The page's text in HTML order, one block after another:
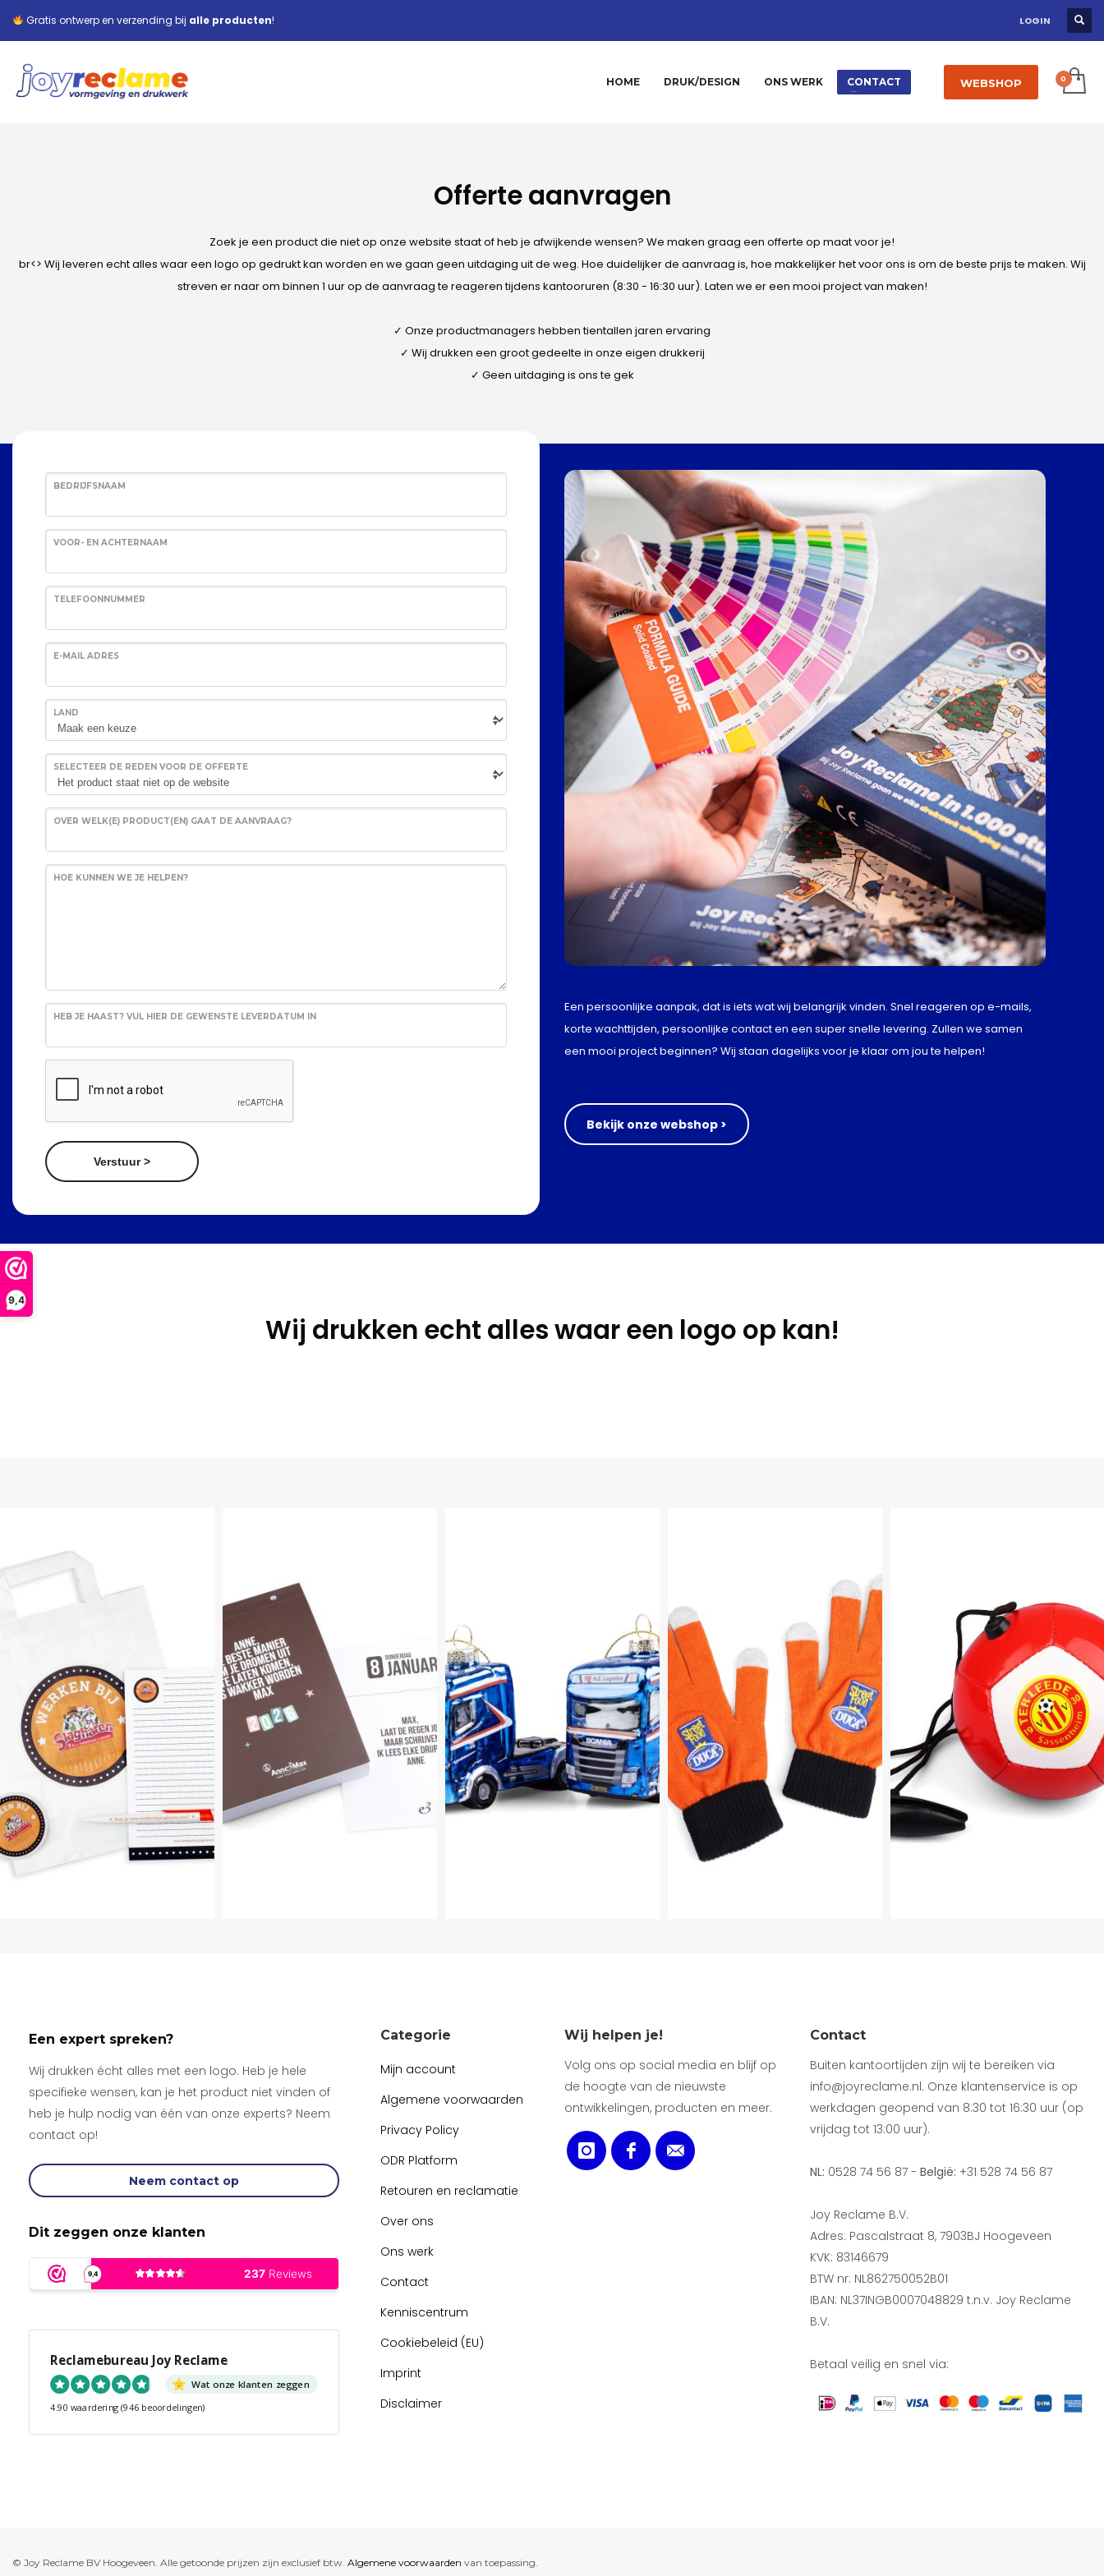
9,4
Gratis ontwerp en verzending bij alle producten! LOGIN
HOME DRUK/DESIGN ONS WERK CONTACT WEBSHOP
Offerte aanvragen
Zoek je een product die niet op onze website staat of heb je afwijkende wensen? We maken graag een offerte op maat voor je!
br<> Wij leveren echt alles waar een logo op gedrukt kan worden en we gaan geen uitdaging uit de weg. Hoe duidelijker de aanvraag is, hoe makkelijker het voor ons is om de beste prijs te maken. Wij
streven er naar om binnen 1 uur op de aanvraag te reageren tijdens kantooruren (8:30 - 16:30 uur). Laten we er een mooi project van maken!
✓ Onze productmanagers hebben tientallen jaren ervaring
✓ Wij drukken een groot gedeelte in onze eigen drukkerij
✓ Geen uitdaging is ons te gek
BEDRIJFSNAAM
VOOR- EN ACHTERNAAM
TELEFOONNUMMER
E-MAIL ADRES
LAND
SELECTEER DE REDEN VOOR DE OFFERTE
OVER WELK(E) PRODUCT(EN) GAAT DE AANVRAAG?
HOE KUNNEN WE JE HELPEN?
HEB JE HAAST? VUL HIER DE GEWENSTE LEVERDATUM IN
Verstuur >
Een persoonlijke aanpak, dat is iets wat wij belangrijk vinden. Snel reageren op e-mails,
korte wachttijden, persoonlijke contact en een super snelle levering. Zullen we samen
een mooi project beginnen? Wij staan dagelijks voor je klaar om jou te helpen!
Bekijk onze webshop >
Wij drukken echt alles waar een logo op kan!
Een expert spreken?
Wij drukken écht alles met een logo. Heb je hele
specifieke wensen, kan je het product niet vinden of
heb je hulp nodig van één van onze experts? Neem
contact op!
Neem contact op
Dit zeggen onze klanten
Reclamebureau Joy Reclame
Wat onze klanten zeggen
4.90 waardering (946 beoordelingen)
Categorie
Mijn account
Algemene voorwaarden
Privacy Policy
ODR Platform
Retouren en reclamatie
Over ons
Ons werk
Contact
Kenniscentrum
Cookiebeleid (EU)
Imprint
Disclaimer
Wij helpen je!
Volg ons op social media en blijf op
de hoogte van de nieuwste
ontwikkelingen, producten en meer.
Contact
Buiten kantoortijden zijn wij te bereiken via
info@joyreclame.nl. Onze klantenservice is op
werkdagen geopend van 8:30 tot 16:30 uur (op
vrijdag tot 13:00 uur).
NL: 0528 74 56 87 - België: +31 528 74 56 87
Joy Reclame B.V.
Adres: Pascalstraat 8, 7903BJ Hoogeveen
KVK: 83146679
BTW nr: NL862750052B01
IBAN: NL37INGB0007048829 t.n.v. Joy Reclame
B.V.
Betaal veilig en snel via:
© Joy Reclame BV Hoogeveen. Alle getoonde prijzen zijn exclusief btw. Algemene voorwaarden van toepassing.